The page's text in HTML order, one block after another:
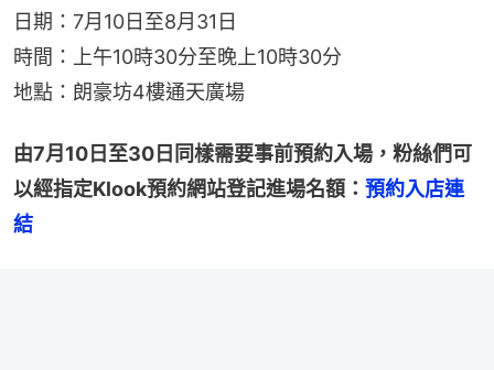
日期：7月10日至8月31日
時間：上午10時30分至晚上10時30分
地點：朗豪坊4樓通天廣場
由7月10日至30日同樣需要事前預約入場，粉絲們可
以經指定Klook預約網站登記進場名額： 預約入店連
結